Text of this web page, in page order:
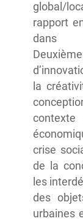
global/
rapport
dans
la
crise
de la
les
des
urbaines